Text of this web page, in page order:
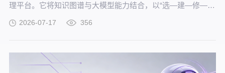
理平台。它将知识图谱与大模型能力结合，以“选—建—修—
的知识网络。
2026-07-17 356